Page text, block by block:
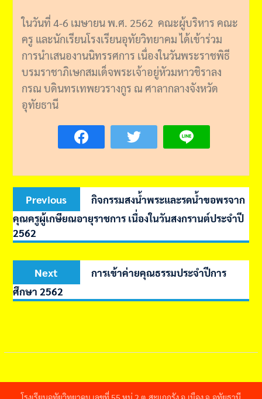
ในวันที่ 4-6 เมษายน พ.ศ. 2562 คณะผู้บริหาร คณะ
ครู และนักเรียนโรงเรียนอุทัยวิทยาคม ได้เข้าร่วม
การนำเสนองานนิทรรศการ เนื่องในวันพระราชพิธี
บรมราชาภิเษกสมเด็จพระเจ้าอยู่หัวมหาวชิราลง
กรณ บดินทรเทพยวรางกูร ณ ศาลากลางจังหวัด
อุทัยธานี
Post
navigation
Previous
Previous
post:
กิจกรรมสงน้ำพระและรดน้ำขอพรจาก
คุณครูผู้เกษียณอายุราชการ เนื่องในวันสงกรานต์ประจำปี
2562
Next
post:
การเข้าค่ายคุณธรรมประจำปีการ
ศึกษา 2562